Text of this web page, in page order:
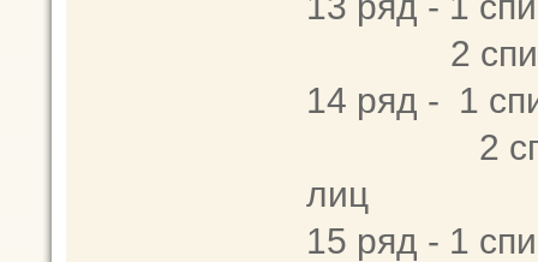
2 спица
14 ряд - 1
2 спица
лиц
15 ряд - 1